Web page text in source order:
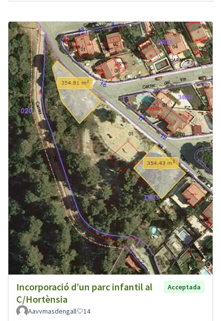
Incorporació d’un parc infantil al
C/Hortènsia
Acceptada
Aavvmasdengall 14